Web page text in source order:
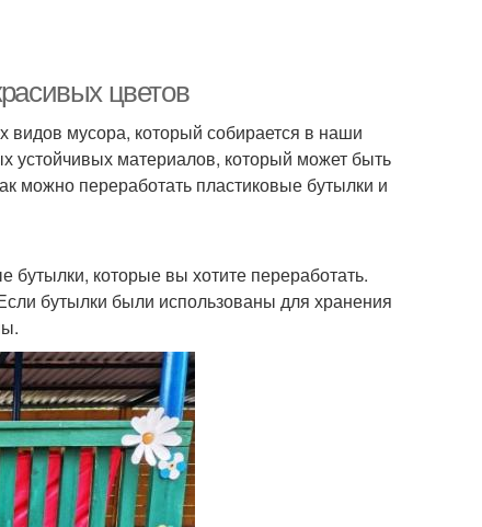
цветов
мусора, который собирается в наши
устойчивых материалов, который может быть
можно переработать пластиковые бутылки и
бутылки, которые вы хотите переработать.
бутылки были использованы для хранения